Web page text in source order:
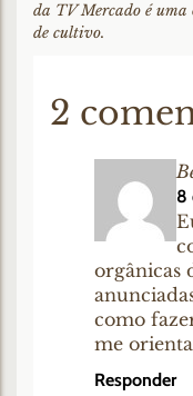
da TV Mercado é
de cultivo.
2
8
orgânicas
como
me
Responder